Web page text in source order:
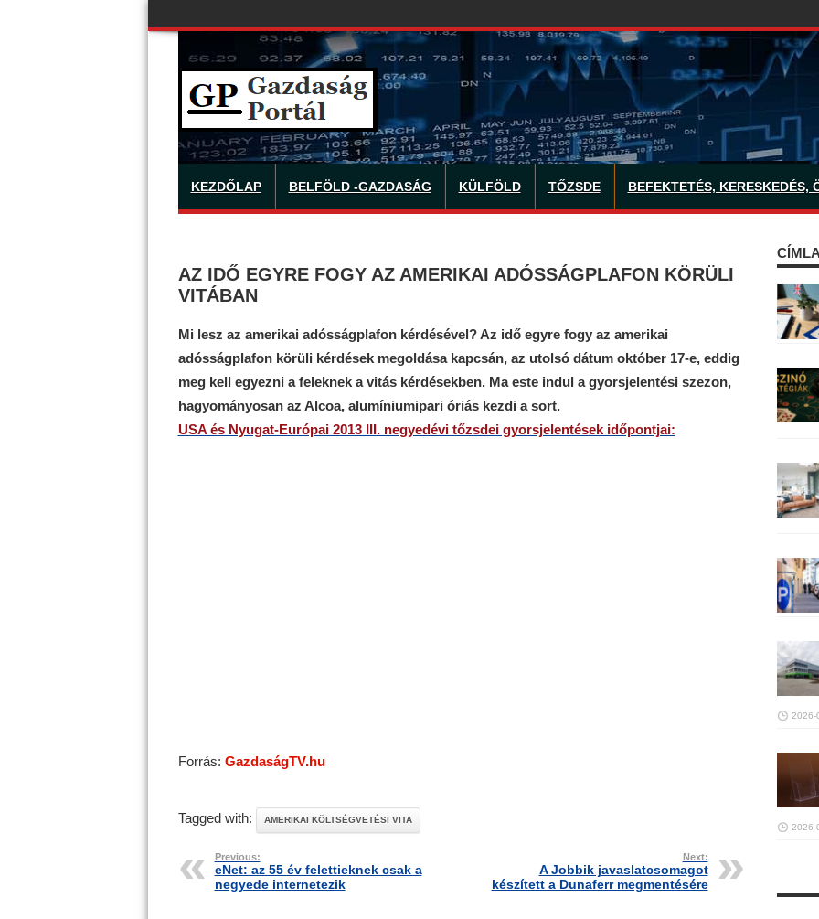
KEZDŐLAP BELFÖLD -GAZDASÁG KÜLFÖLD TŐZSDE BEFEKTETÉS, KERESKEDÉS,
AZ IDŐ EGYRE FOGY AZ AMERIKAI ADÓSSÁGPLAFON KÖRÜLI
VITÁBAN
Mi lesz az amerikai adósságplafon kérdésével? Az idő egyre fogy az amerikai
adósságplafon körüli kérdések megoldása kapcsán, az utolsó dátum október 17-e, eddig
meg kell egyezni a feleknek a vitás kérdésekben. Ma este indul a gyorsjelentési szezon,
hagyományosan az Alcoa, alumíniumipari óriás kezdi a sort.
USA és Nyugat-Európai 2013 III. negyedévi tőzsdei gyorsjelentések időpontjai:
Forrás: GazdaságTV.hu
Tagged with: AMERIKAI KÖLTSÉGVETÉSI VITA
Previous:
eNet: az 55 év felettieknek csak a
negyede internetezik
Next:
A Jobbik javaslatcsomagot
készített a Dunaferr megmentésére
2026-
2026-